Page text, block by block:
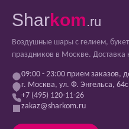
Sharkom.ru
Воздушные шары с гелием,
праздников в Москве. Доставка
09:00 - 23:00 прием заказов,
г. Москва, ул. Ф. Энгельса,
+7 (495) 120-11-26
zakaz@sharkom.ru